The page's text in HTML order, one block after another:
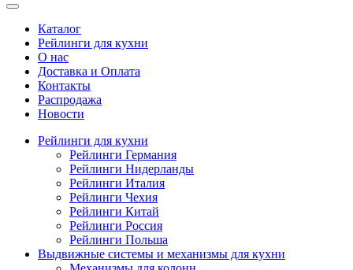
Каталог
Рейлинги для кухни
О нас
Доставка и Оплата
Контакты
Распродажа
Новости
Рейлинги для кухни
Рейлинги Германия
Рейлинги Нидерланды
Рейлинги Италия
Рейлинги Чехия
Рейлинги Китай
Рейлинги Россия
Рейлинги Польша
Выдвижные системы и механизмы для кухни